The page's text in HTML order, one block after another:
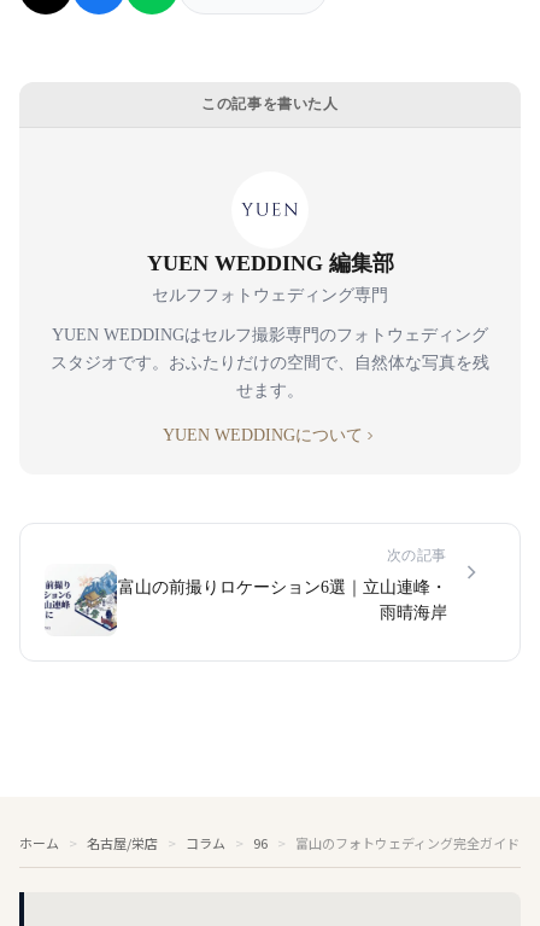
この記事を書いた人
YUEN WEDDING 編集部
セルフフォトウェディング専門
YUEN WEDDINGはセルフ撮影専門のフォトウェディング
スタジオです。おふたりだけの空間で、自然体な写真を残
せます。
YUEN WEDDINGについて
次の記事
富山の前撮りロケーション6選｜立山連峰・
雨晴海岸
ホーム 名古屋/栄店 コラム 96 富山のフォトウェディング完全ガイド｜